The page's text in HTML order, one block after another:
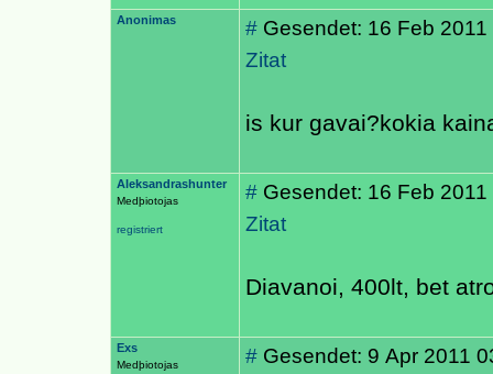
Anonimas # Gesendet: 16 Feb 2011
Zitat
is kur gavai?kokia
Aleksandrashunter
Medþiotojas
registriert
# Gesendet: 16 Feb 2011
Zitat
Diavanoi, 400lt, bet
Exs
Medþiotojas # Gesendet: 9 Apr 2011